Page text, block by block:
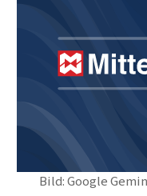
Bild: Google